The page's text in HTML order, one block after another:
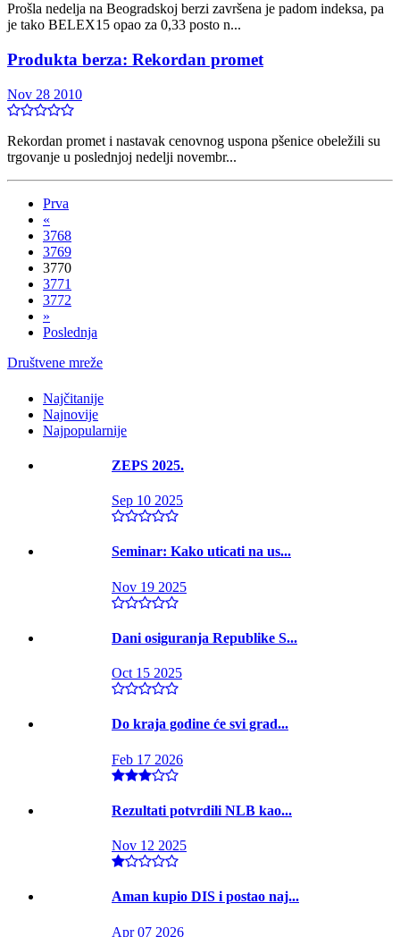
Prošla nedelja na Beogradskoj berzi završena je padom indeksa, pa
je tako BELEX15 opao za 0,33 posto n...
Produkta berza: Rekordan promet
Nov 28 2010
Rekordan promet i nastavak cenovnog uspona pšenice obeležili su
trgovanje u poslednjoj nedelji novembr...
Prva
«
3768
3769
3770
3771
3772
»
Poslednja
Društvene mreže
Najčitanije
Najnovije
Najpopularnije
ZEPS 2025.
Sep 10 2025
Seminar: Kako uticati na us...
Nov 19 2025
Dani osiguranja Republike S...
Oct 15 2025
Do kraja godine će svi grad...
Feb 17 2026
Rezultati potvrdili NLB kao...
Nov 12 2025
Aman kupio DIS i postao naj...
Apr 07 2026